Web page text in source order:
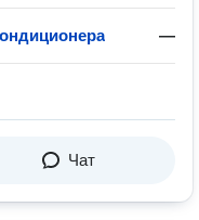
—
Чат